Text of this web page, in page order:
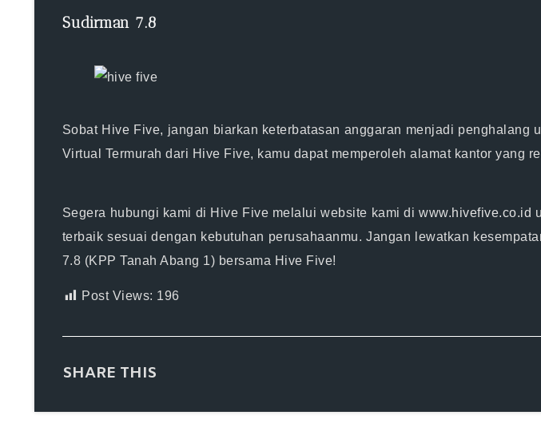
Sudirman 7.8
Sobat Hive Five, jangan biarkan keterbatasan anggaran menjadi
Virtual Termurah dari Hive Five, kamu dapat memperoleh alamat kantor yang
Segera hubungi kami di Hive Five melalui website kami diwww.hivefive.co.id
terbaik sesuai dengan kebutuhan perusahaanmu. Jangan lewatkan
7.8 (KPP Tanah Abang 1) bersama Hive Five!
Post Views: 196
SHARE THIS